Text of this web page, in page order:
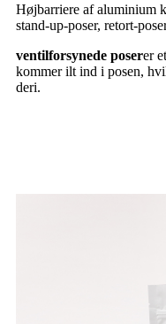
Højbarriere af aluminium
stand-up-poser, retort-
ventilforsynede poserer
kommer ilt ind i posen,
deri.